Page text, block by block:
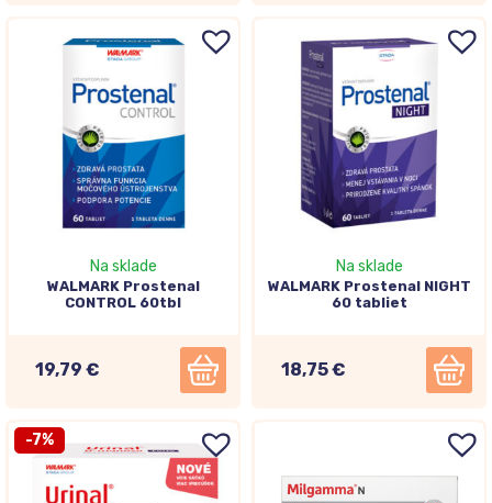
Na sklade
WALMARK Prostenal
CONTROL 60tbl
19,79 €
Na sklade
WALMARK Prostenal NIGHT
60 tabliet
18,75 €
-7%